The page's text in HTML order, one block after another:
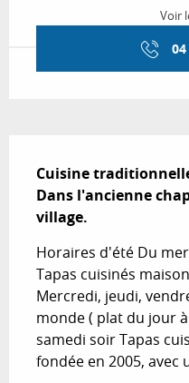
Voir
Cuisine
Dans l'ancienne
village.
Horaires d'été Du
Tapas cuisinés
Mercredi, jeudi,
monde ( plat du jour
samedi soir Tapas
fondée en 2005,